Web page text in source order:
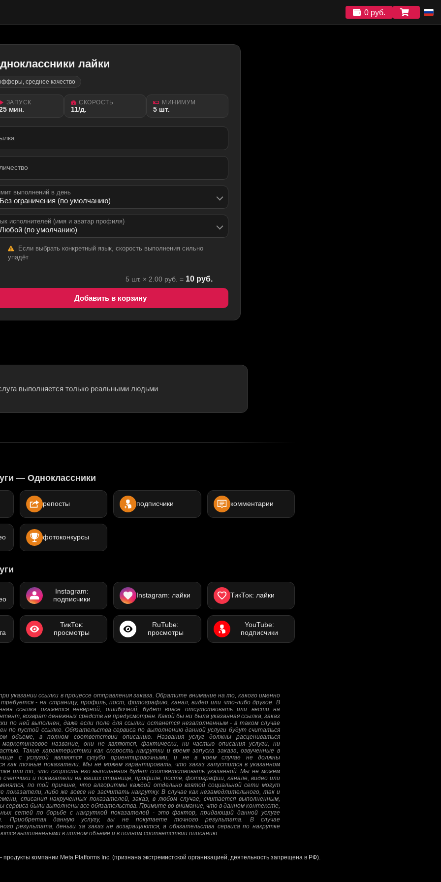
0 руб.
лайки
среднее качество
ЗАПУСК
мин.
СКОРОСТЬ
11/д.
МИНИМУМ
5 шт.
выполнений в день
исполнителей (имя и аватар профиля)
Если выбрать конкретный язык, скорость выполнения сильно
упадёт
5 шт. × 2.00 руб. = 10 руб.
Добавить в корзину
выполняется только реальными людьми
— Одноклассники
репосты подписчики комментарии
фотоконкурсы
Instagram:
подписчики
Instagram: лайки ТикТок: лайки
ТикТок:
просмотры
RuTube:
просмотры
YouTube:
подписчики
указании ссылки в процессе отправления заказа. Обратите внимание на то, какого именно
- на страницу, профиль, пост, фотографию, канал, видео или что-либо другое. В
ссылка окажется неверной, ошибочной, будет вовсе отсутствовать или вести на
возврат денежных средств не предусмотрен. Какой бы ни была указанная ссылка, заказ
по ней выполнен, даже если поле для ссылки останется незаполненным - в таком случае
по пустой ссылке. Обязательства сервиса по выполнению данной услуги будут считаться
объеме, в полном соответствии описанию. Названия услуг должны расцениваться
маркетинговое название, они не являются, фактически, ни частью описания услуги, ни
Такие характеристики как скорость накрутки и время запуска заказа, озвученные в
с услугой являются сугубо ориентировочными, и не в коем случае не должны
как точные показатели. Мы не можем гарантировать, что заказ запустится в указанном
или то, что скорость его выполнения будет соответствовать указанной. Мы не можем
счетчики и показатели на ваших странице, профиле, посте, фотографии, канале, видео или
по той причине, что алгоритмы каждой отдельно взятой социальной сети могут
показатели, либо же вовсе не засчитать накрутку. В случае как незамедлительного, так и
списания накрученных показателей, заказ, в любом случае, считается выполненным,
сервиса были выполнены все обязательства. Примите во внимание, что в данном контексте,
сетей по борьбе с накруткой показателей - это фактор, придающий данной услуге
Приобретая данную услугу, вы не покупаете точного результата. В случае
результата, деньги за заказ не возвращаются, а обязательства сервиса по накрутке
выполненными в полном объеме и в полном соответствии описанию.
компании Meta Platforms Inc. (признана экстремистской организацией, деятельность запрещена в РФ).